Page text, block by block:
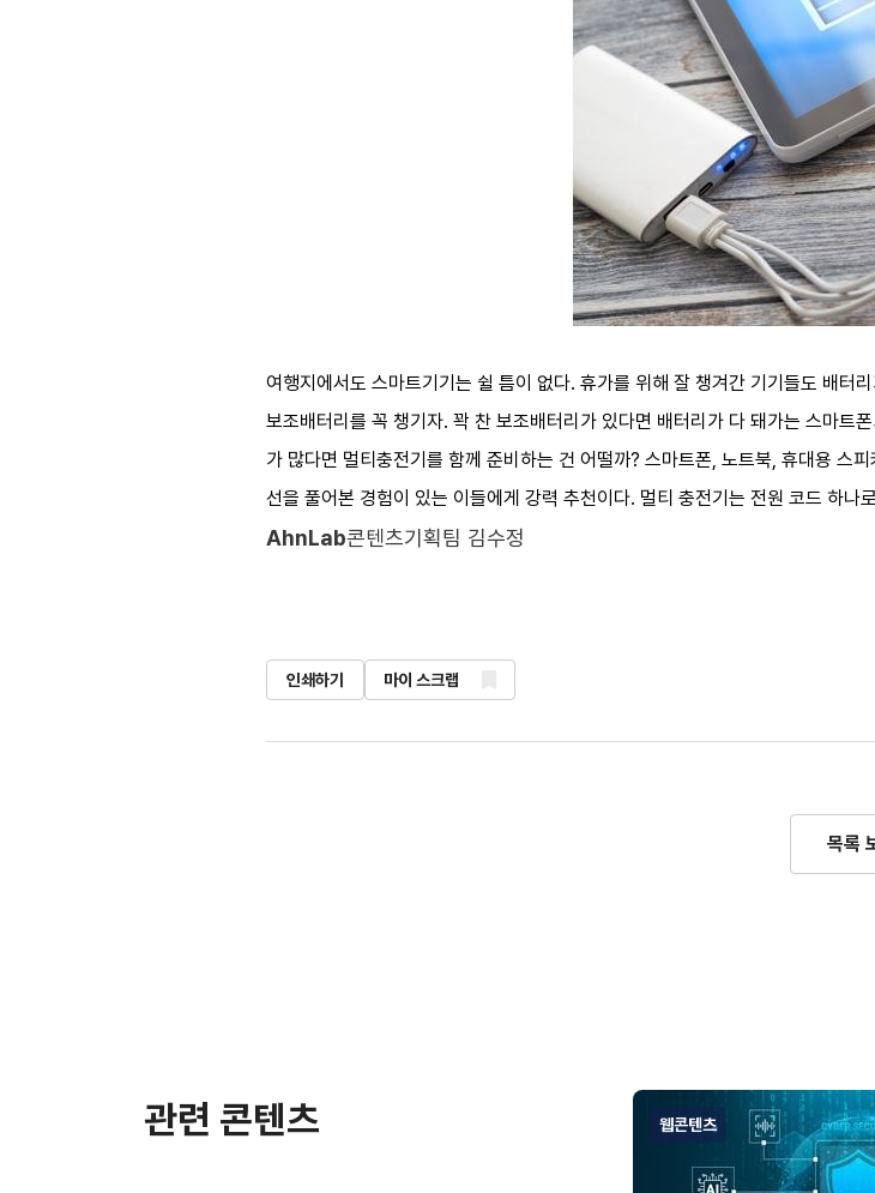
여행지에서도 스마트기기는 쉴 틈이 없다. 휴가를 위해 잘 챙겨간 기기들도 배터
보조배터리를 꼭 챙기자. 꽉 찬 보조배터리가 있다면 배터리가 다 돼가는 스마트
가 많다면 멀티충전기를 함께 준비하는 건 어떨까? 스마트폰, 노트북, 휴대용 스
선을 풀어본 경험이 있는 이들에게 강력 추천이다. 멀티 충전기는 전원 코드 하나
AhnLab콘텐츠기획팀 김수정
인쇄하기 마이 스크랩
목록
관련 콘텐츠 웹콘텐츠